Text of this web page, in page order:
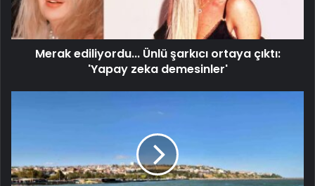
Merak ediliyordu... Ünlü şarkıcı ortaya çıktı:
'Yapay zeka demesinler'